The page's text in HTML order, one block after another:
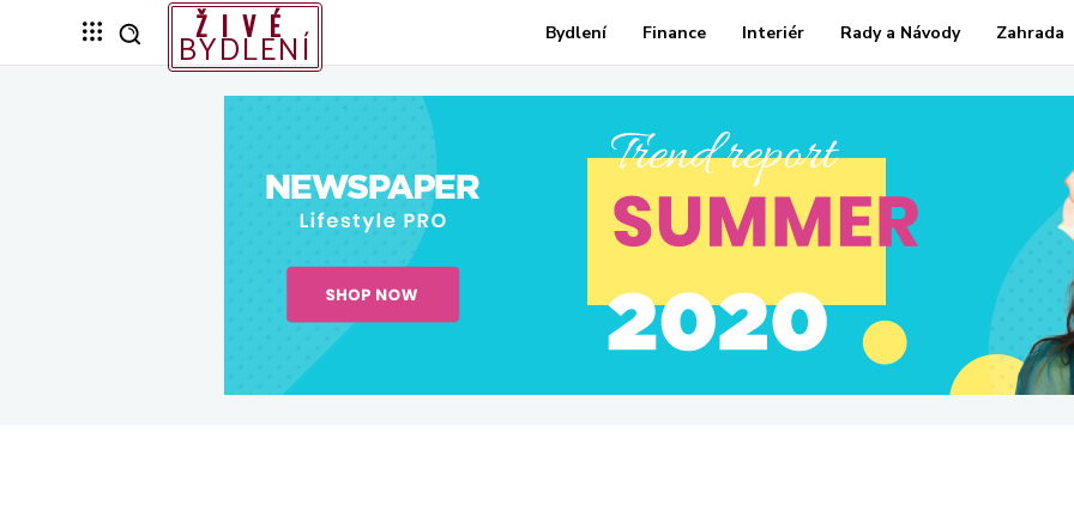
ŽIVÉ
BYDLENÍ Bydlení Finance Interiér Rady a Návody Zahrada